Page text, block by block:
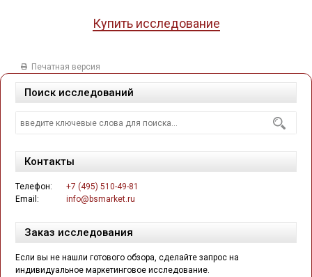
Купить исследование
Печатная версия
Поиск исследований
Контакты
Телефон:
+7 (495) 510-49-81
Email:
info@bsmarket.ru
Заказ исследования
Если вы не нашли готового обзора, сделайте запрос на
индивидуальное маркетинговое исследование.